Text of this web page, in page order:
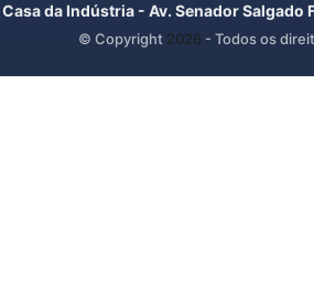
Casa da Indústria - Av. Senador
© Copyright 2026 - Todos os